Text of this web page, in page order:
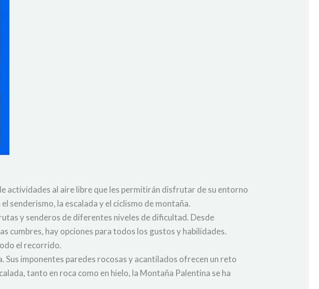
actividades al aire libre que les permitirán disfrutar de su entorno
senderismo, la escalada y el ciclismo de montaña.
y senderos de diferentes niveles de dificultad. Desde
cumbres, hay opciones para todos los gustos y habilidades.
el recorrido.
Sus imponentes paredes rocosas y acantilados ofrecen un reto
tanto en roca como en hielo, la Montaña Palentina se ha